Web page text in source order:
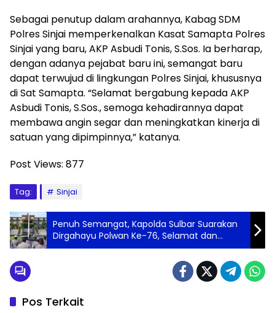
Sebagai penutup dalam arahannya, Kabag SDM
Polres Sinjai memperkenalkan Kasat Samapta Polres
Sinjai yang baru, AKP Asbudi Tonis, S.Sos. Ia berharap,
dengan adanya pejabat baru ini, semangat baru
dapat terwujud di lingkungan Polres Sinjai, khususnya
di Sat Samapta. “Selamat bergabung kepada AKP
Asbudi Tonis, S.Sos., semoga kehadirannya dapat
membawa angin segar dan meningkatkan kinerja di
satuan yang dipimpinnya,” katanya.
Post Views: 877
Tag: Sinjai
Penuh Semangat, Kapolda Sulbar Suarakan
Dirgahayu Polwan Ke-76, Selamat dan
Tetap Eksis
Pos Terkait